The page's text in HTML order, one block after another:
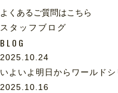
よくあるご質問はこちら
スタッフブログ
BLOG
2025.10.24
いよいよ明日からワールドシ
2025.10.16